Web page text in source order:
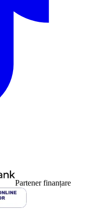
Partener finanțare